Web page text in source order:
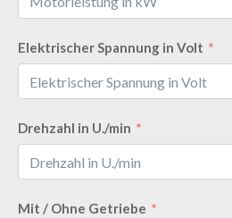
Elektrischer Spannung in Volt
Drehzahl in U./min
Mit / Ohne Getriebe